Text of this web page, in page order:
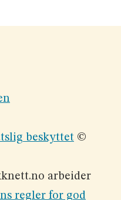
beskyttet©
arbeider
regler for god